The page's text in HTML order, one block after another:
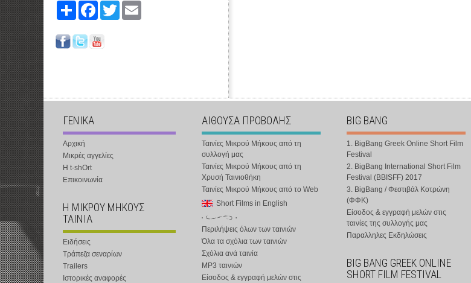
Share FacebookTwitter
ΓΕΝΙΚΑ
Αρχική
Μικρές αγγελίες
Η t-shOrt
Επικοινωνία
Η ΜΙΚΡΟΥ ΜΗΚΟΥΣ
ΤΑΙΝΙΑ
Ειδήσεις
Τράπεζα σεναρίων
Trailers
Ιστορικές αναφορές
ΑΙΘΟΥΣΑ ΠΡΟΒΟΛΗΣ
Ταινίες Μικρού Μήκους από τη
συλλογή μας
Ταινίες Μικρού Μήκους από τη
Χρυσή Ταινιοθήκη
Ταινίες Μικρού Μήκους από το Web
Short Films in English
Περιλήψεις όλων των ταινιών
Όλα τα σχόλια των ταινιών
Σχόλια ανά ταινία
MP3 ταινιών
Είσοδος & εγγραφή μελών στις
BIG BANG
1. BigBang Greek Online Short Film
Festival
2. BigBang International Short Film
Festival (BBISFF) 2017
3. BigBang / Φεστιβάλ Κοτρώνη
(ΦΦΚ)
Είσοδος & εγγραφή μελών στις
ταινίες της συλλογής μας
Παραλληλες Εκδηλώσεις
BIG BANG GREEK ONLINE
SHORT FILM FESTIVAL